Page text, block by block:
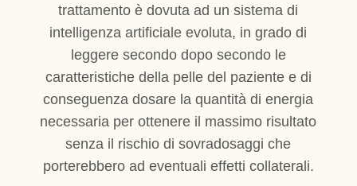
trattamento è dovuta ad un sistema di
intelligenza artificiale evoluta, in grado di
leggere secondo dopo secondo le
caratteristiche della pelle del paziente e di
conseguenza dosare la quantità di energia
necessaria per ottenere il massimo risultato
senza il rischio di sovradosaggi che
porterebbero ad eventuali effetti collaterali.